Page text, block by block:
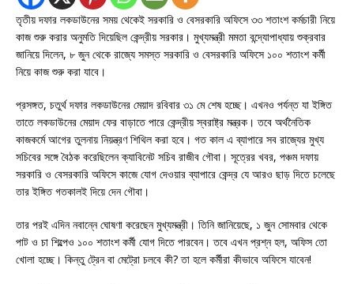
তৃতীয় দফার লকডাউনের সময় থেকেই সরকারি ও বেসরকারি অফিসে ৩৩ শতাংশ কর্মচারী নিয়ে
কাজ শুরু করার অনুমতি দিয়েছিল কেন্দ্রীয় সরকার। মুখ্যমন্ত্রী মমতা বন্দ্যোপাধ্যায় শুক্রবার
জানিয়ে দিলেন, ৮ জুন থেকে রাজ্যে সমস্ত সরকারি ও বেসরকারি অফিসে ১০০ শতাংশ কর্মী
নিয়ে কাজ শুরু করা যাবে।
প্রসঙ্গত, চতুর্থ দফার লকডাউনের মেয়াদ রবিবার ৩১ মে শেষ হচ্ছে। এখনও পর্যন্ত যা ইঙ্গিত
তাতে লকডাউনের মেয়াদ ফের বাড়াতে পারে কেন্দ্রীয় স্বরাষ্ট্র মন্ত্রক। তবে অর্থনৈতিক
কাজকর্মে আগের তুলনায় নিয়ন্ত্রণ শিথিল করা হবে। গত কাল এ ব্যাপারে সব রাজ্যের মুখ্য
সচিবের সঙ্গে বৈঠক করেছিলেন ক্যাবিনেট সচিব রাজীব গৌবা। সূত্রের খবর, পঞ্চম দফায়
সরকারি ও বেসরকারি অফিসে কাজে যোগ দেওয়ার ব্যাপারে কেন্দ্র যে আরও ছাড় দিতে চলেছে
তার ইঙ্গিত গতকালই দিয়ে দেন গৌবা।
তার পরই এদিন নবান্নে ঘোষণা করেছেন মুখ্যমন্ত্রী। তিনি জানিয়েছে, ১ জুন সোমবার থেকে
পাট ও চা শিল্পেও ১০০ শতাংশ কর্মী যোগ দিতে পারবেন। তবে এখন প্রশ্ন হল, অফিস তো
খোলা হচ্ছে। কিন্তু ট্রেন বা মেট্রো চলবে কী? তা হলে কর্মীরা কীভাবে অফিসে যাবেন!